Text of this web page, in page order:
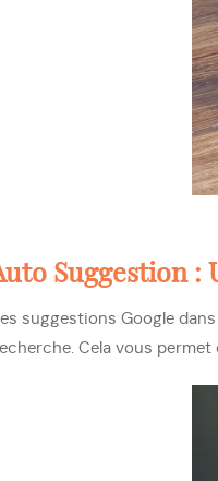
Suggestion
suggestions Google
Cela vous